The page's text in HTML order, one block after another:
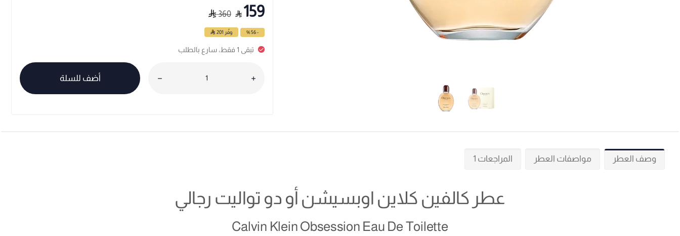
159
360
- 56 % وفّر 201
تبقى 1 فقط، سارع بالطلب
أضف للسلة
وصف العطر مواصفات العطر المراجعات 1
عطر كالفين كلاين اوبسيشن أو دو تواليت رجالي
Calvin Klein Obsession Eau De Toilette